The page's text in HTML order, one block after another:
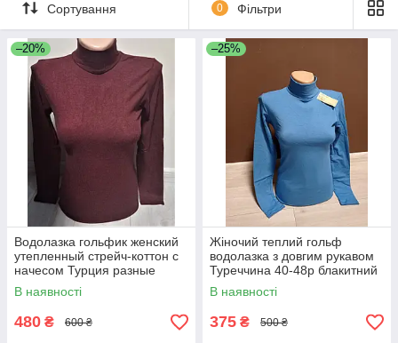
Сортування 0 Фільтри
–20%
Водолазка гольфик женский
утепленный стрейч-коттон с
начесом Турция разные
цвета
В наявності
480 ₴ 600 ₴
–25%
Жіночий теплий гольф
водолазка з довгим рукавом
Туреччина 40-48р блакитний
Вишня Кава Білий
В наявності
375 ₴ 500 ₴